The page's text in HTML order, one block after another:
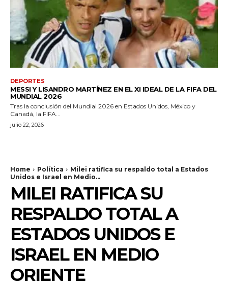
DEPORTES
MESSI Y LISANDRO MARTÍNEZ EN EL XI IDEAL DE LA FIFA DEL
MUNDIAL 2026
Tras la conclusión del Mundial 2026 en Estados Unidos, México y
Canadá, la FIFA...
julio 22, 2026